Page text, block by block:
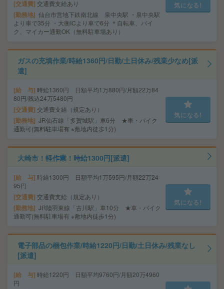
交通費 交通費支給あり
勤務地 仙台市営地下鉄南北線 泉中央駅 ・泉中央駅
より車で35分 ・大衡ICより車で6分 ＊自転車、バイ
ク、マイカー通勤OK（無料駐車場あり）
気になる!
ガスの充填作業/時給1360円/日勤/土日休み/残業少なめ[派
遣]
給 与 時給1360円 日額平均1万880円/月額22万84
80円/残込24万5480円
交通費 交通費支給（規定あり）
勤務地 JR仙石線「多賀城駅」車6分 ★車・バイク
通勤可(無料駐車場有 ※敷地内徒歩1分)
気になる!
大崎市！軽作業！時給1300円[派遣]
給 与 時給1300円 日額平均1万595円/月額22万24
95円
交通費 交通費支給（規定あり）
勤務地 JR陸羽東線「古川駅」車10分 ★車・バイク
通勤可(無料駐車場有 ※敷地内徒歩1分)
気になる!
電子部品の梱包作業/時給1220円/日勤/土日休み/残業なし
[派遣]
給 与 時給1220円 日額平均9760円/月額20万4960
円